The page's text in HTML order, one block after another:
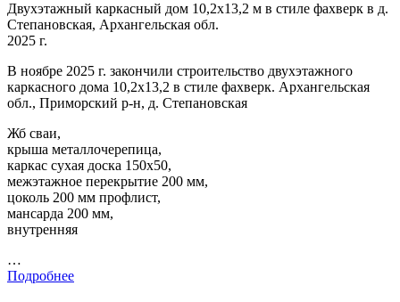
Двухэтажный каркасный дом 10,2х13,2 м в стиле фахверк в д.
Степановская, Архангельская обл.
2025 г.
В ноябре 2025 г. закончили строительство двухэтажного
каркасного дома 10,2х13,2 в стиле фахверк. Архангельская
обл., Приморский р-н, д. Степановская
Жб сваи,
крыша металлочерепица,
каркас сухая доска 150х50,
межэтажное перекрытие 200 мм,
цоколь 200 мм профлист,
мансарда 200 мм,
внутренняя
…
Подробнее